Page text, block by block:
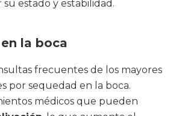
estado y estabilidad.
la boca
frecuentes de los mayores
por sequedad en la boca.
médicos que pueden